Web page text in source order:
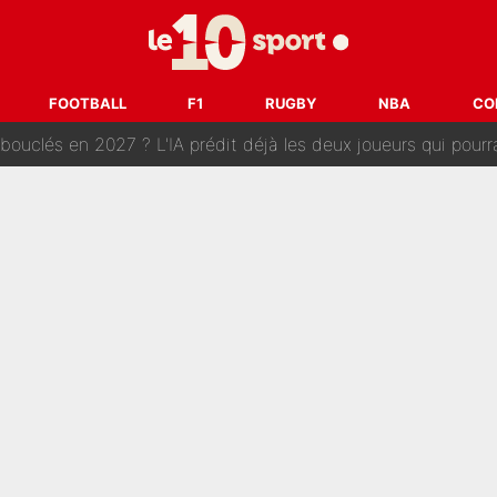
FOOTBALL F1 RUGBY NBA
à l’OM : Le départ qui soulage le vestiaire de
: Bruno Genesio fait une promesse pour la suite du
en 2027 ? L'IA prédit déjà les deux joueurs qui